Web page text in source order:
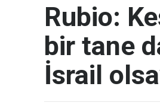
Rubio:
bir tane
İsrail